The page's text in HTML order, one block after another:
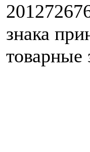
знака
товарные